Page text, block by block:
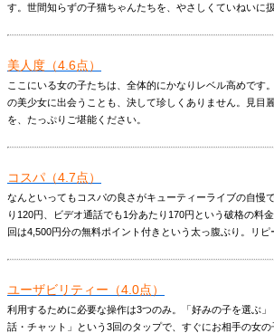
す。世間知らずの子猫ちゃんたちを、やさしくていねいに
美人度（4.6点）
ここにいる女の子たちは、全体的にかなりレベル高めです
の美少女に出会うことも、決して珍しくありません。見目
を、たっぷりご堪能ください。
コスパ（4.7点）
なんといってもコスパの良さがキューティーライブの自慢
り120円、ビデオ通話でも1分あたり170円という破格の料
回は4,500円分の無料ポイント付きという太っ腹ぶり。リピ
ユーザビリティー（4.0点）
利用するために必要な操作は3つのみ。「好みの子を選ぶ
話・チャット」という3回のタップで、すぐにお相手の女